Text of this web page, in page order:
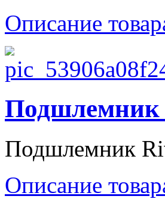
Описание
Подшлемник
Подшлемник
Описание